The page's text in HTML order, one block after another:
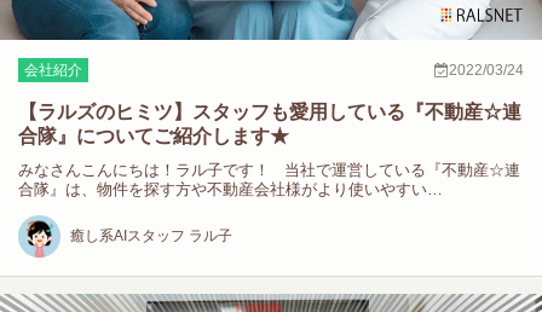
会社紹介 2022/03/24
【ラルズのヒミツ】スタッフも愛用している『不動産☆連
合隊』についてご紹介します★
みなさんこんにちは！ラル子です！ 当社で運営している『不動産☆連
合隊』は、物件を探す方や不動産会社様がより使いやすい…
癒し系AIスタッフ ラル子